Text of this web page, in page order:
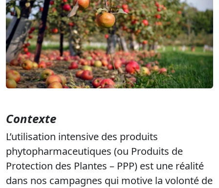
Contexte
L’utilisation intensive des produits
phytopharmaceutiques (ou Produits de
Protection des Plantes – PPP) est une réalité
dans nos campagnes qui motive la volonté de